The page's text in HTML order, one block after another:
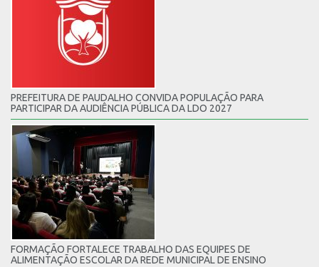
PREFEITURA DE PAUDALHO CONVIDA POPULAÇÃO PARA
PARTICIPAR DA AUDIÊNCIA PÚBLICA DA LDO 2027
FORMAÇÃO FORTALECE TRABALHO DAS EQUIPES DE
ALIMENTAÇÃO ESCOLAR DA REDE MUNICIPAL DE ENSINO